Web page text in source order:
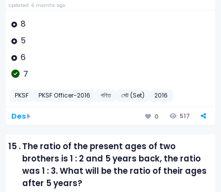
Updated: 6 months ago
8
5
6
7
PKSF PKSF Officer-2016 গণিত সেট (Set) 2016
Des 0 517
15 .The ratio of the present ages of two
brothers is 1 : 2 and 5 years back, the ratio
was 1 : 3. What will be the ratio of their ages
after 5 years?